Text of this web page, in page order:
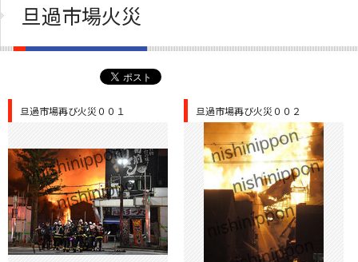
旦過市場火災
旦過市場再び火災００１ 旦過市場再び火災００２